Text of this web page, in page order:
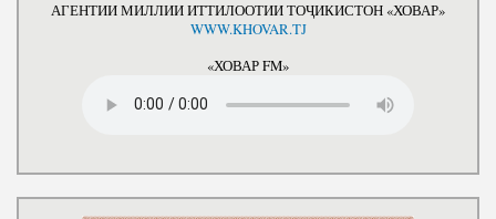
АГЕНТИИ МИЛЛИИ ИТТИЛООТИИ ТОҶИКИСТОН «ХОВАР»
WWW.KHOVAR.TJ
«ХОВАР FM»